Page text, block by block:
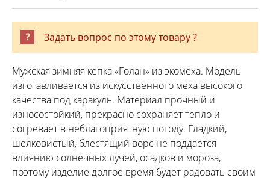
Задать вопрос по этому товару ?
Мужская зимняя кепка «Голан» из экомеха. Модель
изготавливается из искусственного меха высокого
качества под каракуль. Материал прочный и
износостойкий, прекрасно сохраняет тепло и
согревает в неблагоприятную погоду. Гладкий,
шелковистый, блестящий ворс не поддается
влиянию солнечных лучей, осадков и мороза,
поэтому изделие долгое время будет радовать своим